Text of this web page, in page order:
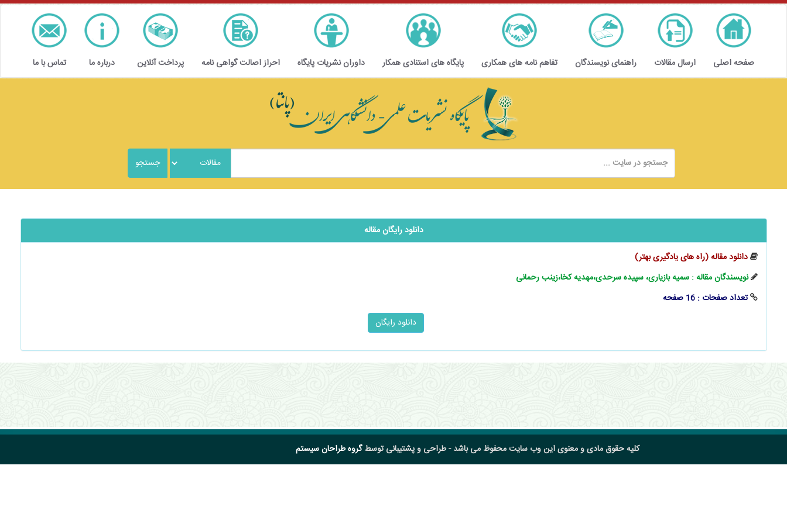
صفحه اصلی ارسال مقالات راهنمای نویسندگان تفاهم نامه های همکاری پایگاه های استنادی همکار داوران نشریات پایگاه احراز اصالت گواهی نامه پرداخت آنلاین درباره ما تماس با ما
دانلود رایگان مقاله
دانلود مقاله (راه‌ های یادگیری بهتر)
نویسندگان مقاله : سمیه بازیاری، سپیده سرحدی،مهدیه کخا،زینب رحمانی
تعداد صفحات : 16 صفحه
کلیه حقوق مادی و معنوی این وب سایت محفوظ می باشد - طراحی و پشتیبانی توسطگروه طراحان سیستم